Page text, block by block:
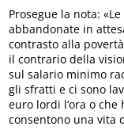
Prosegue la nota:
abbandonate in
contrasto alla
il contrario della
sul salario minimo
gli sfratti e ci sono
euro lordi l’ora o
consentono una vita